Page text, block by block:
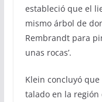
estableció que el
mismo árbol de
Rembrandt para
unas rocas’.
Klein concluyó
talado en la región